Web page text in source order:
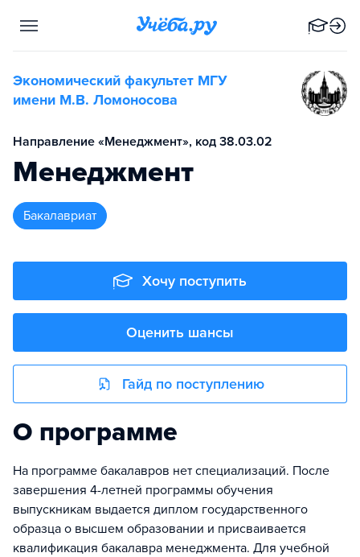
Экономический факультет МГУ
имени М.В. Ломоносова
Направление «Менеджмент», код 38.03.02
Менеджмент
бакалавриат
Хочу поступить
Оценить шансы
Гайд по поступлению
О программе
На программе бакалавров нет специализаций. После
завершения 4-летней программы обучения
выпускникам выдается диплом государственного
образца о высшем образовании и присваивается
квалификация бакалавра менеджмента. Для учебной